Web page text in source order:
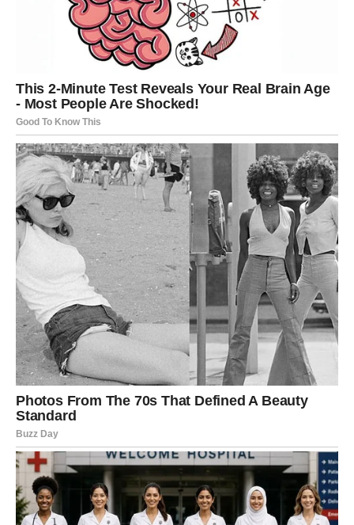
loše u tome, ali pre nego što doneseš odluku, zapitaj se
da li je to realna potreba ili emotivni impuls.
Do kraja sedmice moguća je finansijska podrška ili
povoljan dogovor. Ako si čekao isplatu ili razrešenje
papirologije – pomak je blizu. Najvažnije je da ne
preuzimaš tuđe dugove ili odgovornosti.
LAV – PRILIKA ZA ZARADU, ALI
I TROŠKOVI IZ PRESTIŽA
Lav može dobiti priliku da poveća prihode kroz dodatni
angažman ili isticanje u poslu. Tvoja energija i harizma
sada privlače pažnju nadređenih ili klijenata. Ako se
ukaže prilika – iskoristi je.
Ali postoji opasnost od trošenja na luksuz, status ili nešto
što želiš da pokažeš drugima. Ako balansiraš između
zarade i troškova, možeš završiti sedmicu u plusu. Ako ne
– zarada može brzo nestati.
DEVICA – ANALIZA DONOSI